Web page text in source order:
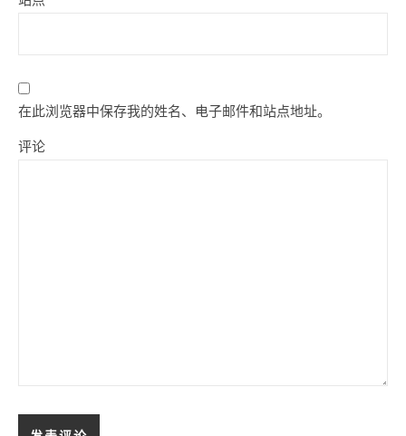
在此浏览器中保存我的姓名、电子邮件和站点地址。
评论